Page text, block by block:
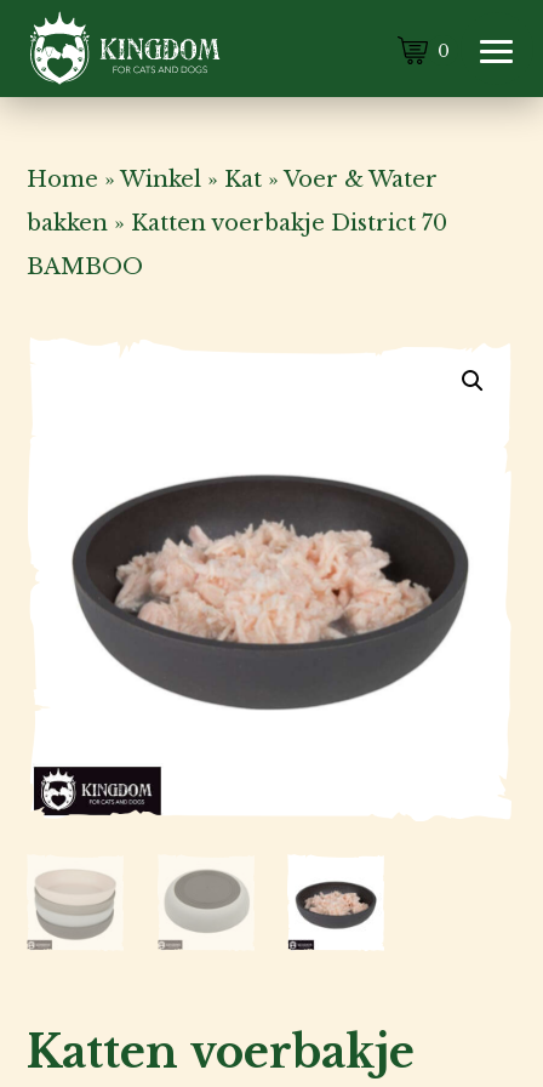
Kat
Voor
0
Home »Winkel » Kat »Voer & Water
bakken » Katten voerbakje District 70
BAMBOO
Katten voerbakje